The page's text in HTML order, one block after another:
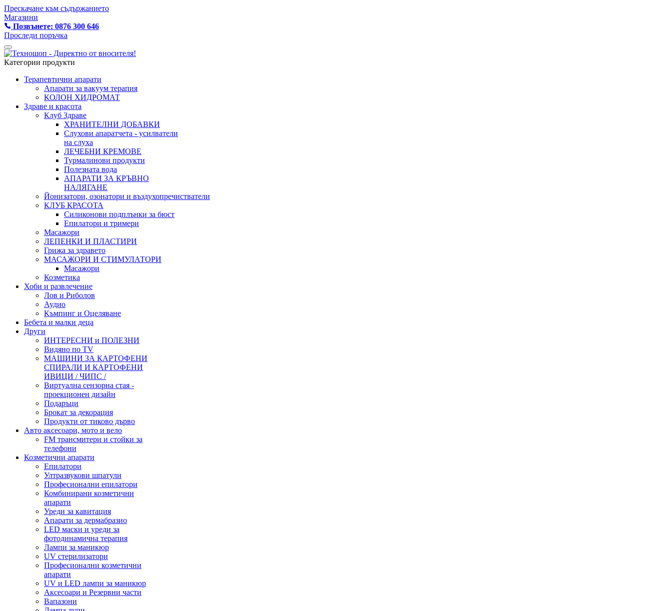
Прескачане към съдържанието
Магазини
Позвънете: 0876 300 646
Проследи поръчка
Категории продукти
Терапевтични апарати
Апарати за вакуум терапия
КОЛОН ХИДРОМАТ
Здраве и красота
Клуб Здраве
ХРАНИТЕЛНИ ДОБАВКИ
Слухови апаратчета - усилватели
на слуха
ЛЕЧЕБНИ КРЕМОВЕ
Турмалинови продукти
Полезната вода
АПАРАТИ ЗА КРЪВНО
НАЛЯГАНЕ
Йонизатори, озонатори и въздухопречистватели
КЛУБ КРАСОТА
Силиконови подплънки за бюст
Епилатори и тримери
Масажори
ЛЕПЕНКИ И ПЛАСТИРИ
Грижа за здравето
МАСАЖОРИ И СТИМУЛАТОРИ
Масажори
Козметика
Хоби и развлечение
Лов и Риболов
Аудио
Къмпинг и Оцеляване
Бебета и малки деца
Други
ИНТЕРЕСНИ и ПОЛЕЗНИ
Видяно по TV
МАШИНИ ЗА КАРТОФЕНИ
СПИРАЛИ И КАРТОФЕНИ
ИВИЦИ / ЧИПС /
Виртуална сензорна стая -
проекционен дизайн
Подаръци
Брокат за декорация
Продукти от тиково дърво
Авто аксесоари, мото и вело
FM трансмитери и стойки за
телефони
Козметични апарати
Епилатори
Ултразвукови шпатули
Професионални епилатори
Комбинирани козметични
апарати
Уреди за кавитация
Апарати за дермабразио
LED маски и уреди за
фотодинамична терапия
Лампи за маникюр
UV стерилизатори
Професионални козметични
апарати
UV и LED лампи за маникюр
Аксесоари и Резервни части
Вапазони